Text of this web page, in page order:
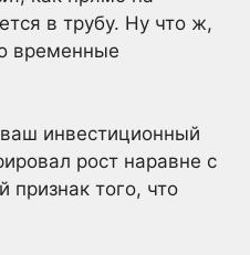
в трубу. Ну что ж,
временные
инвестиционный
рост наравне с
признак того, что